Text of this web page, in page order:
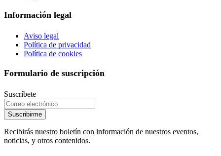
Información legal
Aviso legal
Política de privacidad
Política de cookies
Formulario de suscripción
Suscríbete
Suscribirme
Recibirás nuestro boletín con información de nuestros eventos,
noticias, y otros contenidos.